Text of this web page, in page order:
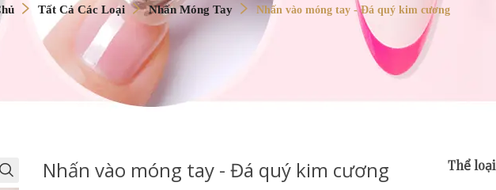
Tất Cả Các Loại Nhấn Móng Tay Nhấn vào móng tay - Đá quý kim cương
Nhấn vào móng tay - Đá quý kim cương Thể loại